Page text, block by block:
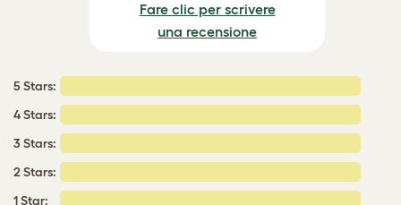
Fare clic per scrivere
una recensione
5 Stars:
4 Stars:
3 Stars:
2 Stars:
1 Star: